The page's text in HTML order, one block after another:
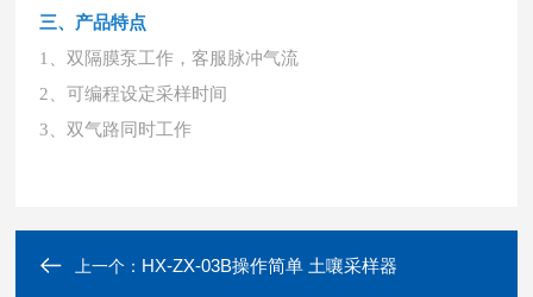
三、产品特点
1、双隔膜泵工作，客服脉冲气流
2、可编程设定采样时间
3、双气路同时工作
上一个： HX-ZX-03B操作简单 土嚷采样器